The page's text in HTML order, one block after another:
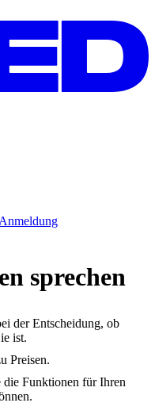
Anmeldung
sprechen
der Entscheidung, ob
ist.
Preisen.
Funktionen für Ihren